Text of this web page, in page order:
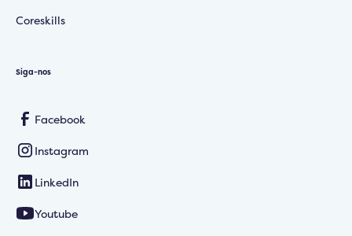
Coreskills
Siga-nos
Facebook
Instagram
LinkedIn
Youtube